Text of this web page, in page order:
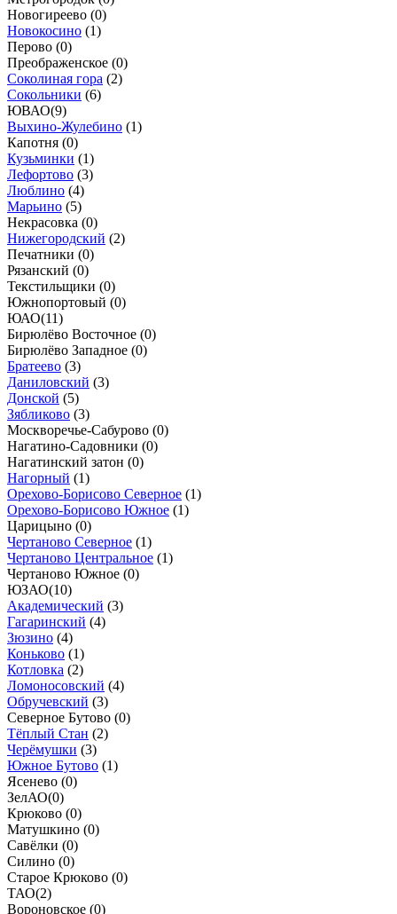
Новогиреево (0)
Новокосино (1)
Перово (0)
Преображенское (0)
Соколиная гора (2)
Сокольники (6)
ЮВАО(9)
Выхино-Жулебино (1)
Капотня (0)
Кузьминки (1)
Лефортово (3)
Люблино (4)
Марьино (5)
Некрасовка (0)
Нижегородский (2)
Печатники (0)
Рязанский (0)
Текстильщики (0)
Южнопортовый (0)
ЮАО(11)
Бирюлёво Восточное (0)
Бирюлёво Западное (0)
Братеево (3)
Даниловский (3)
Донской (5)
Зябликово (3)
Москворечье-Сабурово (0)
Нагатино-Садовники (0)
Нагатинский затон (0)
Нагорный (1)
Орехово-Борисово Северное (1)
Орехово-Борисово Южное (1)
Царицыно (0)
Чертаново Северное (1)
Чертаново Центральное (1)
Чертаново Южное (0)
ЮЗАО(10)
Академический (3)
Гагаринский (4)
Зюзино (4)
Коньково (1)
Котловка (2)
Ломоносовский (4)
Обручевский (3)
Северное Бутово (0)
Тёплый Стан (2)
Черёмушки (3)
Южное Бутово (1)
Ясенево (0)
ЗелАО(0)
Крюково (0)
Матушкино (0)
Савёлки (0)
Силино (0)
Старое Крюково (0)
ТАО(2)
Вороновское (0)